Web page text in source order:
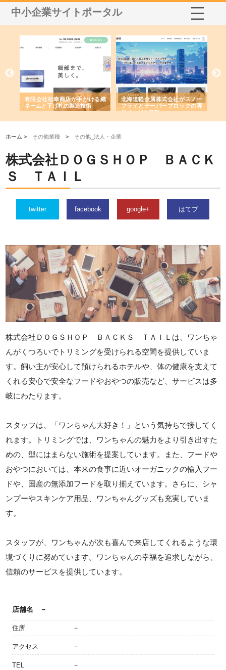
中小企業サイトポータル
有限会社松幸商店が手がける織
ネームと下げ札の製造技術
北海道軽金属株式会社がスノー
フライとテーパーブロックの専
用ページを新設
ホーム > その他業種 > その他_法人・企業
株式会社ＤＯＧＳＨＯＰ ＢＡＣＫ
Ｓ ＴＡＩＬ
twitter facebook google+ はてブ
株式会社ＤＯＧＳＨＯＰ ＢＡＣＫＳ ＴＡＩＬは、ワンちゃ
んがくつろいでトリミングを受けられる空間を提供していま
す。飼い主が安心して預けられるホテルや、体の健康を支えて
くれる安心で安全なフードやおやつの販売など、サービスは多
岐にわたります。
スタッフは、「ワンちゃん大好き！」という気持ちで接してく
れます。トリミングでは、ワンちゃんの魅力をより引き出すた
めの、型にはまらない施術を提案しています。また、フードや
おやつにおいては、本来の食事に近いオーガニックの輸入フー
ドや、国産の無添加フードを取り揃えています。さらに、シャ
ンプーやスキンケア用品、ワンちゃんグッズも充実していま
す。
スタッフが、ワンちゃんが次も喜んで来店してくれるような環
境づくりに努めています。ワンちゃんの幸福を追求しながら、
信頼のサービスを提供しています。
店舗名 －
住所 －
アクセス －
TEL －